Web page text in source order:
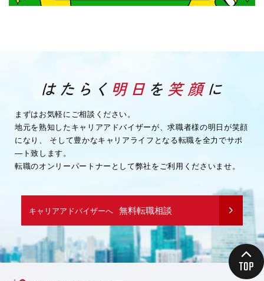
まずはお気軽にご相談ください。
地元を熟知したキャリアアドバイザーが、求職者様の明日が笑顔
になり、
そして豊かなキャリアライフとなる転職を全力でサポ
―ト致します。
転職のオンリーパートナーとして弊社をご利用くださいませ。
キャリアアドバイザーへ 無料転職相談